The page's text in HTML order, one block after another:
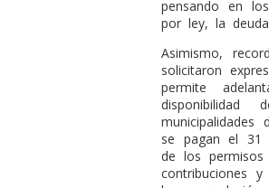
pensando en
por ley, la
Asimismo,
solicitaron
permite
se pagan el 31
de los
contribuciones